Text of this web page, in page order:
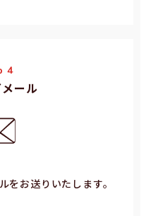
4
ール
をお送りいたします。